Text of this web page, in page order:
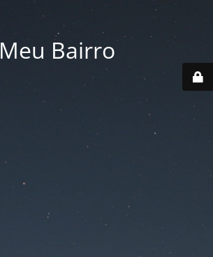
Meu Bairro